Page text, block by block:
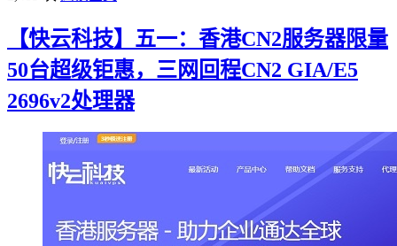
【快云科技】五一：香港CN2服务器限量
50台超级钜惠，三网回程CN2 GIA/E5
2696v2处理器